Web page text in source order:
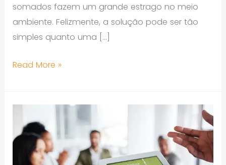
somados fazem um grande estrago no meio
ambiente. Felizmente, a solução pode ser tão
simples quanto uma […]
Read More »
que
investir